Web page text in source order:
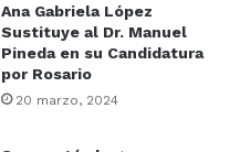
Ana Gabriela López
Sustituye al Dr. Manuel
Pineda en su Candidatura
por Rosario
20 marzo, 2024